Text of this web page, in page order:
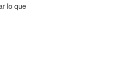
lo que